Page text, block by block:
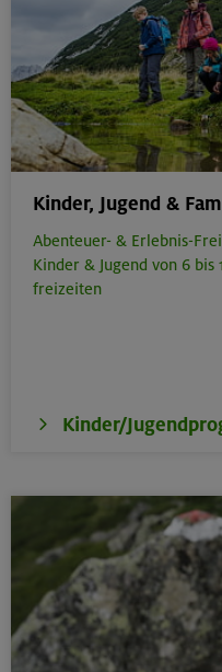
Kinder, Jugend &
Abenteuer- & Erlebnis-
Kinder & Jugend von 6 bis
freizeiten
Kinder/